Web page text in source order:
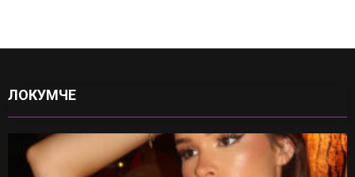
ЛОКУМЧЕ